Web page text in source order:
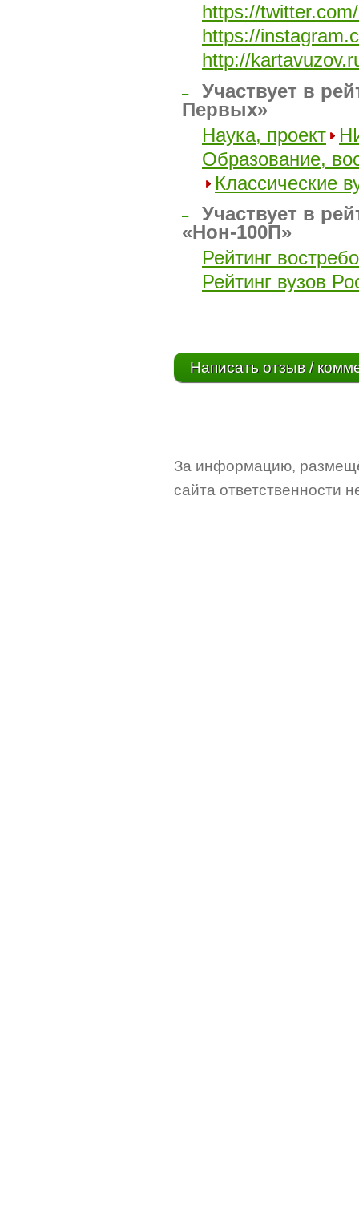
https://
https://
http://
–
Участвует в
Первых»
Наука, проект
Образование,
Классические
–
Участвует в
«Нон-100П»
Рейтинг
Рейтинг вузов
Написать отзыв /
За информацию,
сайта ответственности